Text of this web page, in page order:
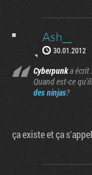
Ash__
30.01.2012
Cyberpunka écrit :
Quand est-ce
des ninjas?
ça existe et ça